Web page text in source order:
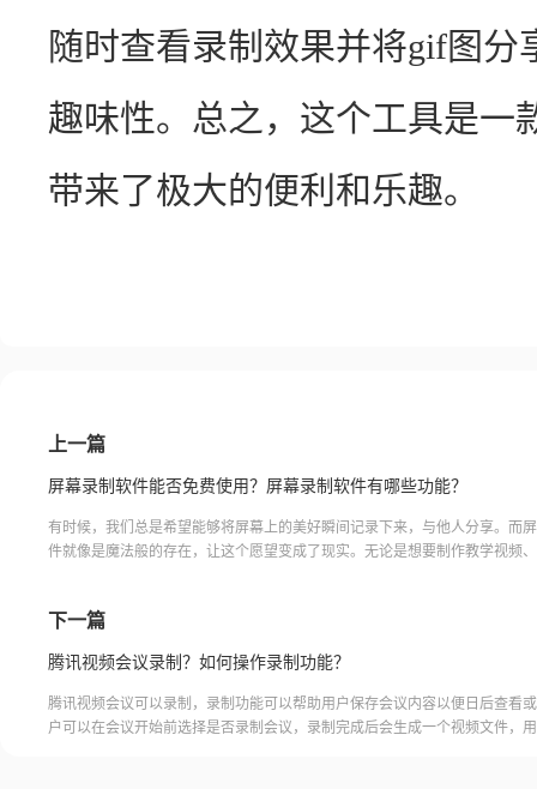
随时查看录制效果并将gif图
趣味性。总之，这个工具是一
带来了极大的便利和乐趣。
上一篇
屏幕录制软件能否免费使用？屏幕录制软件有哪些功能？
有时候，我们总是希望能够将屏幕上的美好瞬间记录下来，与他人分享。而
件就像是魔法般的存在，让这个愿望变成了现实。无论是想要制作教学视频
位屏幕录制大师。让我们一起探索这些神奇的软件吧！屏幕录制 软件福昕录
下一篇
腾讯视频会议录制？如何操作录制功能？
腾讯视频会议可以录制，录制功能可以帮助用户保存会议内容以便日后查看
户可以在会议开始前选择是否录制会议，录制完成后会生成一个视频文件，